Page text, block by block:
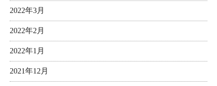
2022年3月
2022年2月
2022年1月
2021年12月